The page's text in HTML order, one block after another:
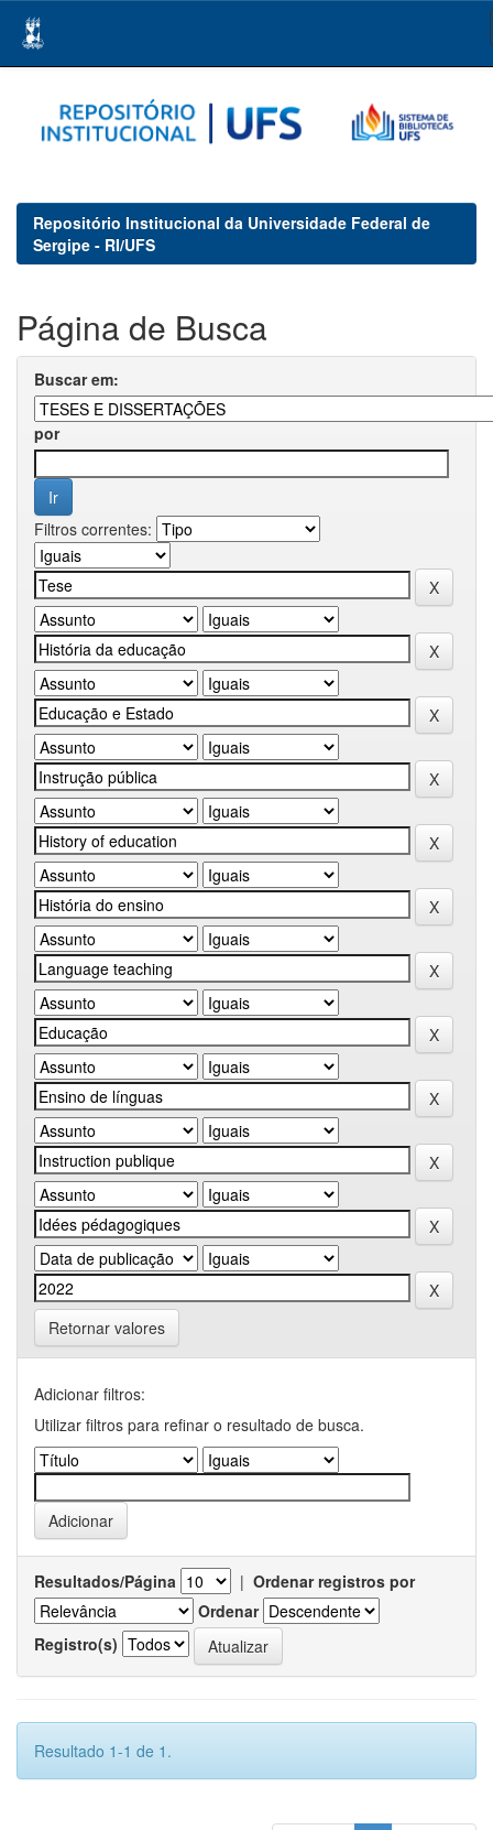
navigation
Repositório Institucional da Universidade Federal de
Sergipe - RI/UFS
Página de Busca
Buscar em:
por
Filtros correntes:
Retornar valores
Adicionar filtros:
Utilizar filtros para refinar o resultado de busca.
Resultados/Página | Ordenar registros por
Ordenar
Registro(s)
Resultado 1-1 de 1.